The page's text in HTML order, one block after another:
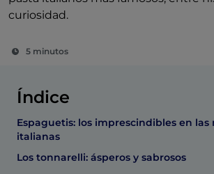
curiosidad.
5 minutos
Índice
Espaguetis: los imprescindibles en las
italianas
Los tonnarelli: ásperos y sabrosos